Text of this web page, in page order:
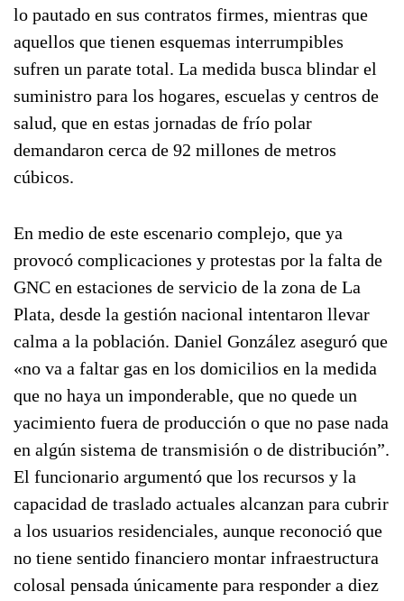
lo pautado en sus contratos firmes, mientras que
aquellos que tienen esquemas interrumpibles
sufren un parate total. La medida busca blindar el
suministro para los hogares, escuelas y centros de
salud, que en estas jornadas de frío polar
demandaron cerca de 92 millones de metros
cúbicos.
En medio de este escenario complejo, que ya
provocó complicaciones y protestas por la falta de
GNC en estaciones de servicio de la zona de La
Plata, desde la gestión nacional intentaron llevar
calma a la población. Daniel González aseguró que
«no va a faltar gas en los domicilios en la medida
que no haya un imponderable, que no quede un
yacimiento fuera de producción o que no pase nada
en algún sistema de transmisión o de distribución”.
El funcionario argumentó que los recursos y la
capacidad de traslado actuales alcanzan para cubrir
a los usuarios residenciales, aunque reconoció que
no tiene sentido financiero montar infraestructura
colosal pensada únicamente para responder a diez